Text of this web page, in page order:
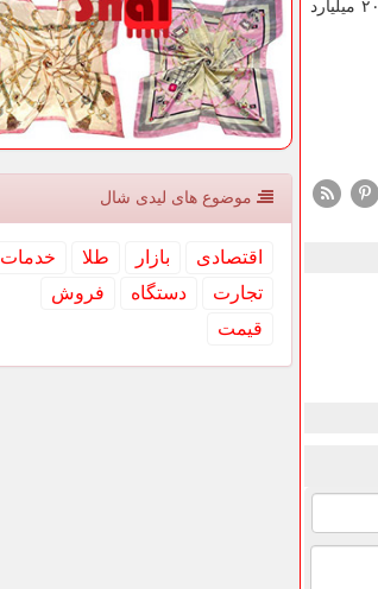
وی با اشاره به اینکه ۷۵ پروژه برای تحقق شعار جهش تولید در استان خراسان جنوبی پیشبینی شده است، عنوان کرد: یک هزار و ۲۰۰ میلیارد
موضوع های لیدی شال
اقتصادی بازار طلا
خدمات
تجارت
دستگاه
فروش
قیمت